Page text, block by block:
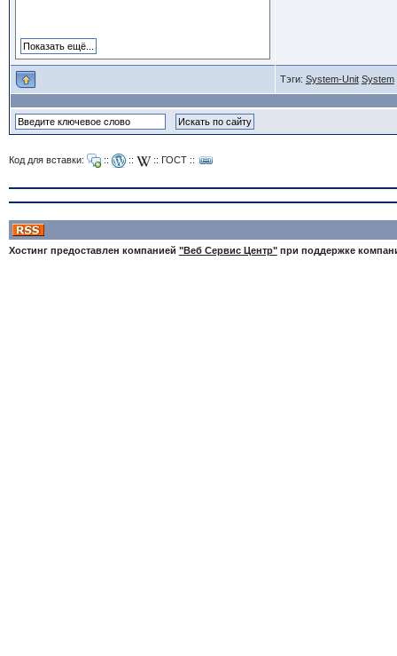
Тэги: System-Unit System
Код для вставки: :: :: :: ГОСТ::
Хостинг предоставлен компанией "Веб Сервис Центр"при поддержке